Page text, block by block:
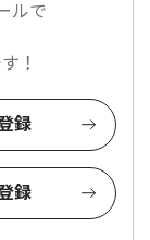
ルで
！
録
録